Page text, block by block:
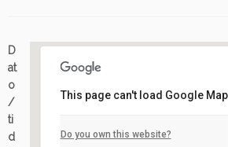
This page can't load Google
Do you own this website?
D
at
o
/
ti
d